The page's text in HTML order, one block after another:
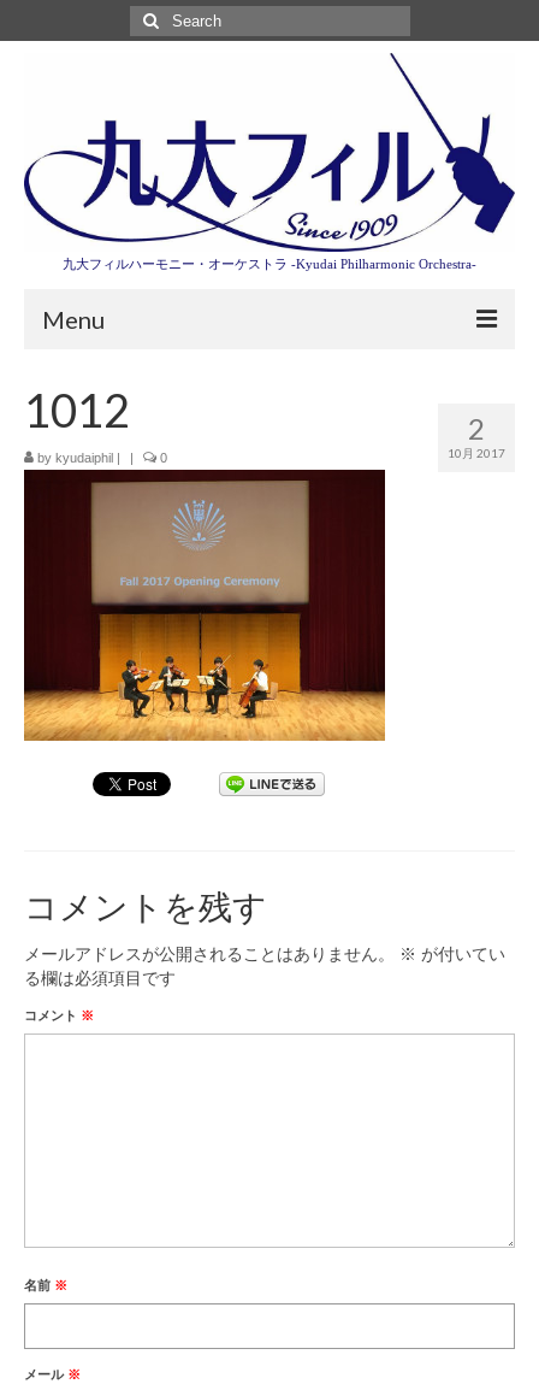
Search
for:
九大フィルハーモニー・オーケストラ -Kyudai Philharmonic Orchestra-
Menu
演奏会情報
卒業記念演奏会2027
九大フィルとは
九大フィルの歴史
ご寄付のお願い
演奏会の歴史
出張演奏
九大フィル特集ページ
2
10月 2017
1012
by kyudaiphil 0
コメントを残す
メールアドレスが公開されることはありません。 ※ が付いてい
る欄は必須項目です
コメント ※
名前 ※
メール ※